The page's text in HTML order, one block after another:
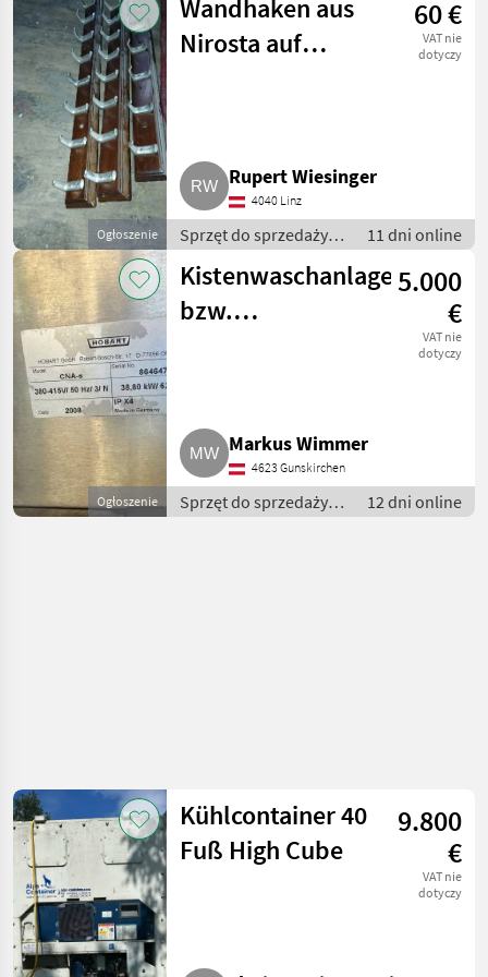
sprzęt do sprzedaży
pośredniej
Ogłoszenie
Wandhaken aus
Nirosta auf
60 €
VAT nie
dotyczy
Rupert Wiesinger
4040 Linz
Sprzęt do sprzedaży
pośredniej / Inny
sprzęt do sprzedaży
pośredniej
11 dni online
Ogłoszenie
Kistenwaschanlage
bzw.
5.000
€
VAT nie
dotyczy
Markus Wimmer
4623 Gunskirchen
Sprzęt do sprzedaży
pośredniej / Inny
12 dni online
Kühlcontainer 40
Fuß High Cube
9.800
€
VAT nie
dotyczy